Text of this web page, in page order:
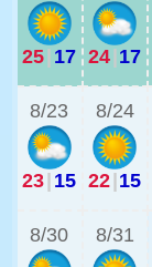
25| 17 24|17
8/23
23| 15
8/24
22|15
8/30 8/31